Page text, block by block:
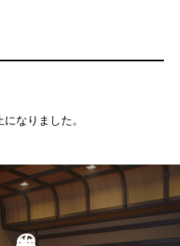
なりました。
善光寺の行持